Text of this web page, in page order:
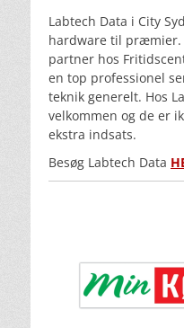
Labtech Data i City
hardware til præmier.
partner hos
en top professionel
teknik generelt. Hos
velkommen og de er
ekstra indsats.
Besøg Labtech Data